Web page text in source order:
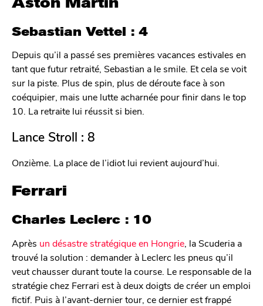
Sebastian Vettel : 4
Depuis qu’il a passé ses premières vacances estivales en
tant que futur retraité, Sebastian a le smile. Et cela se voit
sur la piste. Plus de spin, plus de déroute face à son
coéquipier, mais une lutte acharnée pour finir dans le top
10. La retraite lui réussit si bien.
Lance Stroll : 8
Onzième. La place de l’idiot lui revient aujourd’hui.
Ferrari
Charles Leclerc : 10
Après un désastre stratégique en Hongrie , la Scuderia a
trouvé la solution : demander à Leclerc les pneus qu’il
veut chausser durant toute la course. Le responsable de la
stratégie chez Ferrari est à deux doigts de créer un emploi
fictif. Puis à l’avant-dernier tour, ce dernier est frappé